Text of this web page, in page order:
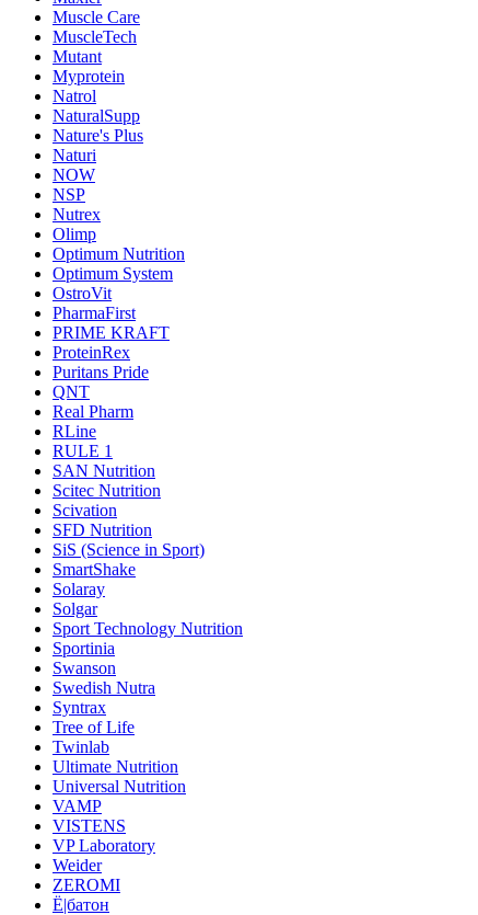
Muscle Care
MuscleTech
Mutant
Myprotein
Natrol
NaturalSupp
Nature's Plus
Naturi
NOW
NSP
Nutrex
Olimp
Optimum Nutrition
Optimum System
OstroVit
PharmaFirst
PRIME KRAFT
ProteinRex
Puritans Pride
QNT
Real Pharm
RLine
RULE 1
SAN Nutrition
Scitec Nutrition
Scivation
SFD Nutrition
SiS (Science in Sport)
SmartShake
Solaray
Solgar
Sport Technology Nutrition
Sportinia
Swanson
Swedish Nutra
Syntrax
Tree of Life
Twinlab
Ultimate Nutrition
Universal Nutrition
VAMP
VISTENS
VP Laboratory
Weider
ZEROMI
Ё|батон